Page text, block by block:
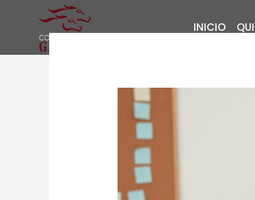
contenido
INICIO